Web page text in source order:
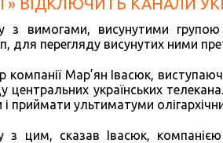
з вимогами, висунутими групою
для перегляду висунутих ними
компанії Мар’ян Івасюк,
центральних українських
і приймати ультиматуми
з цим, сказав Івасюк,